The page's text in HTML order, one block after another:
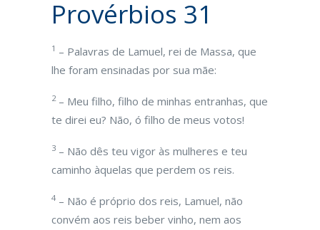
Provérbios 31
1 – Palavras de Lamuel, rei de Massa, que
lhe foram ensinadas por sua mãe:
2– Meu filho, filho de minhas entranhas, que
te direi eu? Não, ó filho de meus votos!
3 – Não dês teu vigor às mulheres e teu
caminho àquelas que perdem os reis.
4 – Não é próprio dos reis, Lamuel, não
convém aos reis beber vinho, nem aos